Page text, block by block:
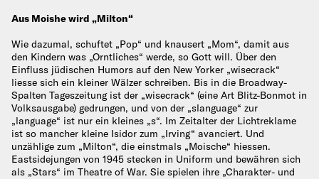
Aus Moishe wird „Milton“
Wie dazumal, schuftet „Pop“ und knausert „Mom“, damit aus
den Kindern was „Orntliches“ werde, so Gott will. Über den
Einfluss jüdischen Humors auf den New Yorker „wisecrack“
liesse sich ein kleiner Wälzer schreiben. Bis in die Broadway-
Spalten Tageszeitung ist der „wisecrack“ (eine Art Blitz-Bonmot in
Volksausgabe) gedrungen, und von der „slanguage“ zur
„language“ ist nur ein kleines „s“. Im Zeitalter der Lichtreklame
ist so mancher kleine Isidor zum „Irving“ avanciert. Und
unzählige zum „Milton“, die einstmals „Moische“ hiessen.
Eastsidejungen von 1945 stecken in Uniform und bewähren sich
als „Stars“ im Theatre of War. Sie spielen ihre „Charakter- und